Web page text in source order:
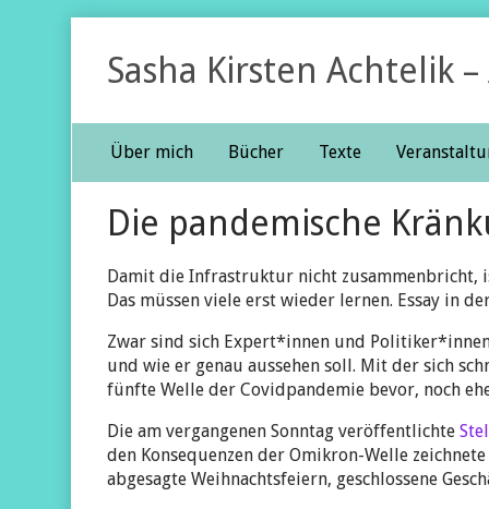
Sasha Kirsten Achtelik
Über mich Bücher Texte
Content
Header
Die pandemische
Damit die Infrastruktur nicht zusammenbricht,
Das müssen viele erst wieder lernen. Essay in
Zwar sind sich Ex­per­t*in­nen und
und wie er genau aussehen soll. Mit der sich
fünfte Welle der Covid­pandemie bevor, noch
Die am vergangenen Sonntag veröffentlichte
den Konsequenzen der Omikron-Welle
abgesagte Weihnachtsfeiern, geschlossene